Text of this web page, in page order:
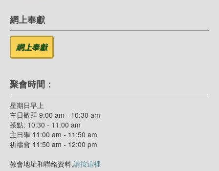
網上奉獻
聚會時間：
星期日早上
主日敬拜 9:00 am - 10:30 am
茶點: 10:30 - 11:00 am
主日學 11:00 am - 11:50 am
祈禱會 11:50 am - 12:00 pm
教會地址和聯絡資料,請按這裡